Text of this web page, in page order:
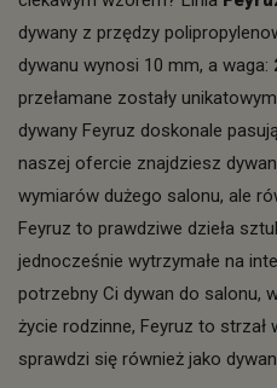
dywany z przędzy
dywanu wynosi 10 mm, a waga:
przełamane zostały
dywany Feyruz doskonale
naszej ofercie znajdziesz
wymiarów dużego salonu, ale
Feyruz to prawdziwe dzieła
jednocześnie wytrzymałe na
potrzebny Ci dywan do salonu,
życie rodzinne, Feyruz to strzał
sprawdzi się również jako